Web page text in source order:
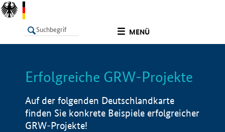
MENÜ
LISTE Info
Erfolgreiche GRW-Projekte
Auf der folgenden Deutschlandkarte
finden Sie konkrete Beispiele erfolgreicher
GRW-Projekte!